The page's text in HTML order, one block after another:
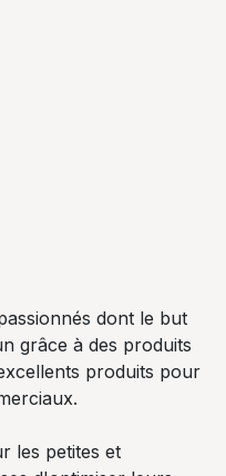
dont le but
grâce à des produits
produits pour
les petites et